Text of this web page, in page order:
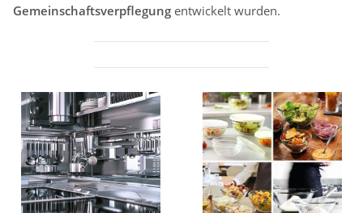
Gemeinschaftsverpflegung entwickelt wurden.